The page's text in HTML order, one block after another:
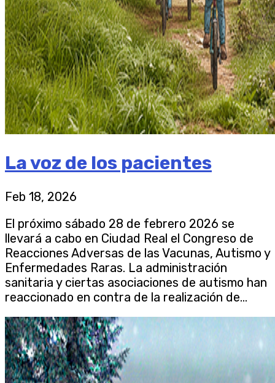
La voz de los pacientes
Feb 18, 2026
El próximo sábado 28 de febrero 2026 se
llevará a cabo en Ciudad Real el Congreso de
Reacciones Adversas de las Vacunas, Autismo y
Enfermedades Raras. La administración
sanitaria y ciertas asociaciones de autismo han
reaccionado en contra de la realización de...